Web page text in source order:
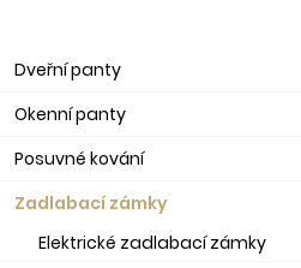
Dveřní panty
Okenní panty
Posuvné kování
Zadlabací zámky
Elektrické zadlabací zámky